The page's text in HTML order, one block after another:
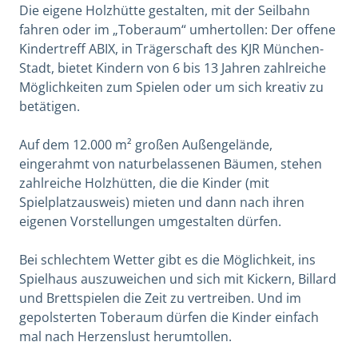
Die eigene Holzhütte gestalten, mit der Seilbahn
fahren oder im „Toberaum“ umhertollen: Der offene
Kindertreff ABIX, in Trägerschaft des KJR München-
Stadt, bietet Kindern von 6 bis 13 Jahren zahlreiche
Möglichkeiten zum Spielen oder um sich kreativ zu
betätigen.
Auf dem 12.000 m² großen Außengelände,
eingerahmt von naturbelassenen Bäumen, stehen
zahlreiche Holzhütten, die die Kinder (mit
Spielplatzausweis) mieten und dann nach ihren
eigenen Vorstellungen umgestalten dürfen.
Bei schlechtem Wetter gibt es die Möglichkeit, ins
Spielhaus auszuweichen und sich mit Kickern, Billard
und Brettspielen die Zeit zu vertreiben. Und im
gepolsterten Toberaum dürfen die Kinder einfach
mal nach Herzenslust herumtollen.